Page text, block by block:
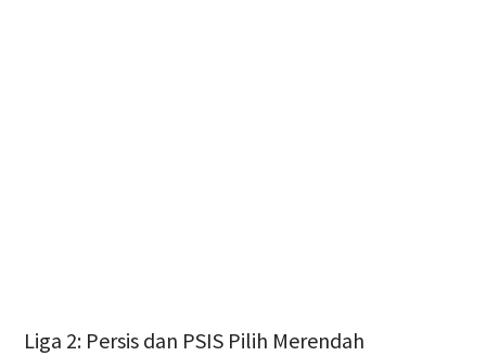
Liga 2: Persis dan PSIS Pilih Merendah